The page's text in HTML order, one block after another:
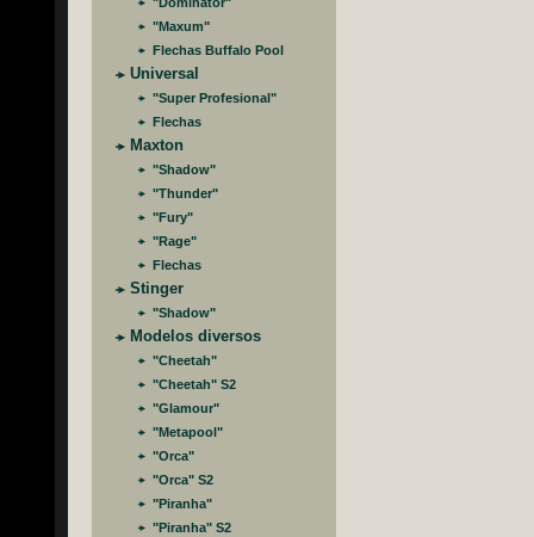
"Maxum"
Flechas Buffalo Pool
Universal
"Super Profesional"
Flechas
Maxton
"Shadow"
"Thunder"
"Fury"
"Rage"
Flechas
Stinger
"Shadow"
Modelos diversos
"Cheetah"
"Cheetah" S2
"Glamour"
"Metapool"
"Orca"
"Orca" S2
"Piranha"
"Piranha" S2